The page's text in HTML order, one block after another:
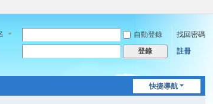
自動登錄
找回密碼
登錄 註冊
快捷導航